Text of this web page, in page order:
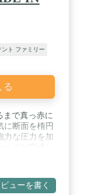
ント ファミリー
で真っ赤に
に断面を楕円
力な圧力を加
がクルクル
グは、砂利
が良く、地中
定します。
ューを書く